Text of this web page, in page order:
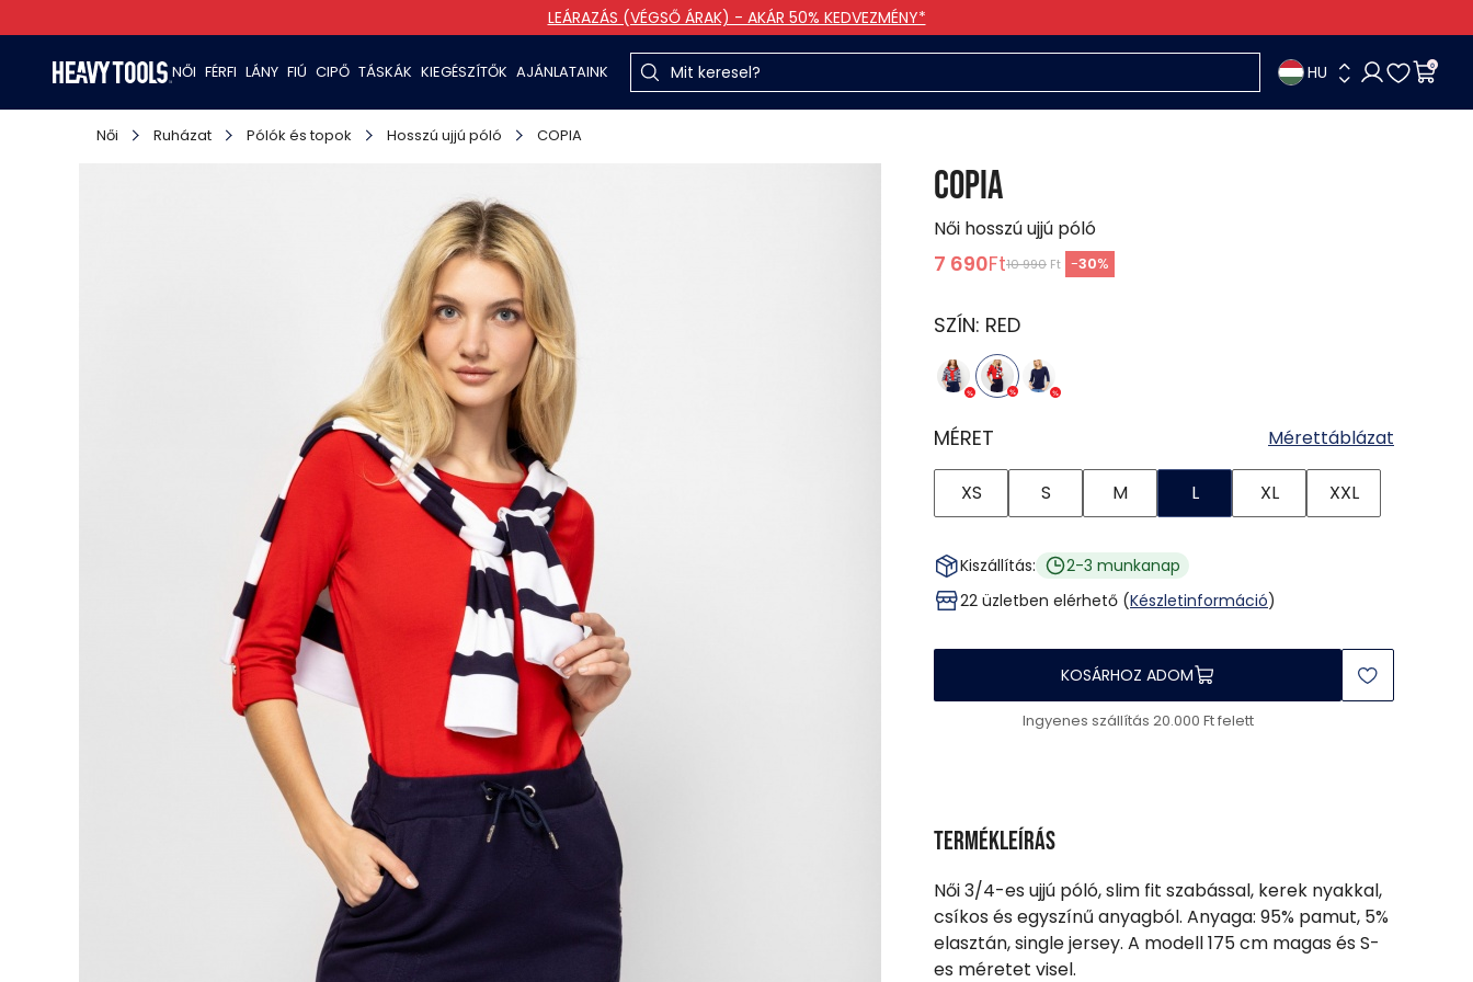
LEÁRAZÁS (VÉGSŐ ÁRAK) - AKÁR 50% KEDVEZMÉNY*
NŐI FÉRFI LÁNY FIÚ CIPŐ TÁSKÁK KIEGÉSZÍTŐK AJÁNLATAINK HU 0
Női Ruházat Pólók és topok Hosszú ujjú póló COPIA
COPIA
Női hosszú ujjú póló
7 690Ft10 990 Ft -30%
SZÍN: RED
MÉRET Mérettáblázat
XS S M L XL XXL
Kiszállítás:
2-3 munkanap
22 üzletben elérhető (Készletinformáció)
KOSÁRHOZ ADOM
Ingyenes szállítás 20.000 Ft felett
Termékleírás
Női 3/4-es ujjú póló, slim fit szabással, kerek nyakkal,
csíkos és egyszínű anyagból. Anyaga: 95% pamut, 5%
elasztán, single jersey. A modell 175 cm magas és S-
es méretet visel.